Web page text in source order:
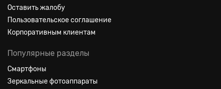
Оставить жалобу
Пользовательское соглашение
Корпоративным клиентам
Популярные разделы
Смартфоны
Зеркальные фотоаппараты